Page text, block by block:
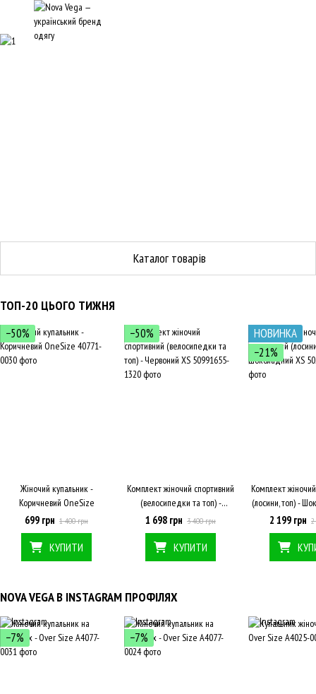
Каталог товарів
ТОП-20 ЦЬОГО ТИЖНЯ
−50%
Жіночий купальник -
Коричневий OneSize
699 грн 1 400 грн
КУПИТИ
−50%
Комплект жіночий спортивний
(велосипедки та топ) -
Червоний XS
1 698 грн 3 400 грн
КУПИТИ
НОВИНКА
−21%
Комплект
(лосини, топ) -
2 199 грн
NOVA VEGA В INSTAGRAM ПРОФІЛЯХ
−7% −7%